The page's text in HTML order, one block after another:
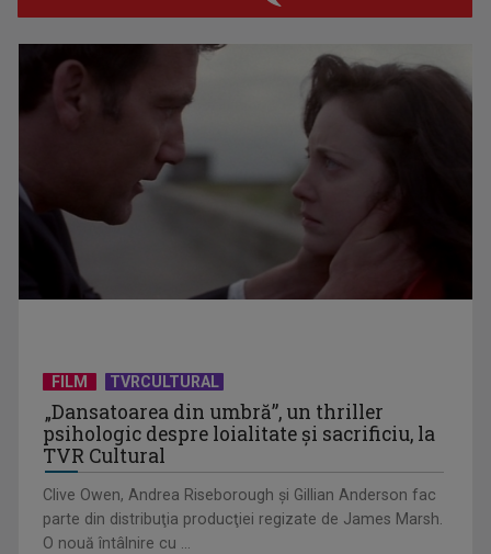
aniversat la TVR ...
în România”, un ...
FILM TVRCULTURAL
„Dansatoarea din umbră”, un thriller
psihologic despre loialitate și sacrificiu, la
TVR Cultural
Clive Owen, Andrea Riseborough şi Gillian Anderson fac
parte din distribuţia producţiei regizate de James Marsh.
O nouă întâlnire cu ...